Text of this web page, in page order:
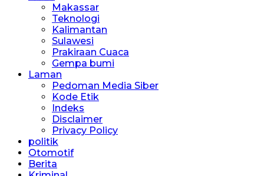
Makassar
Teknologi
Kalimantan
Sulawesi
Prakiraan Cuaca
Gempa bumi
Laman
Pedoman Media Siber
Kode Etik
Indeks
Disclaimer
Privacy Policy
politik
Otomotif
Berita